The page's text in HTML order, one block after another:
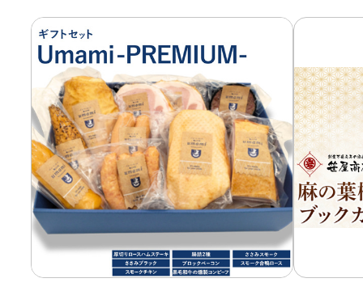
よくあるご質問
問い合わせ
予定(
コン